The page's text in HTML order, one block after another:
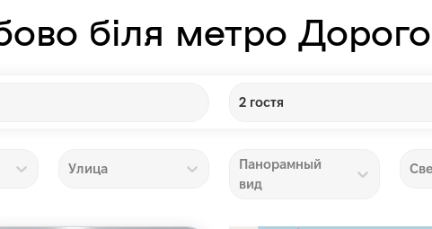
біля метро
2 гостя
Улица
Панорамный
вид